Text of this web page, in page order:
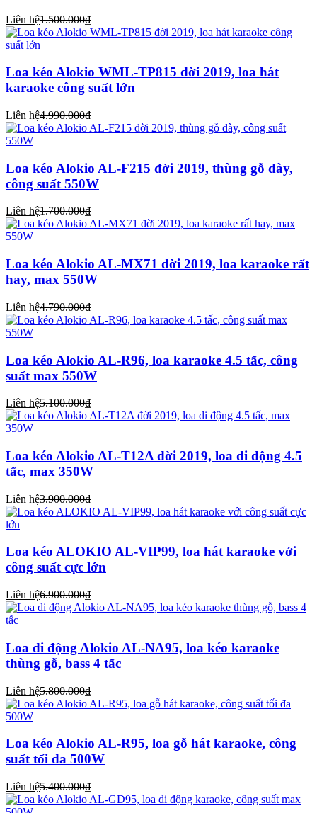
Liên hệ1.500.000₫
Loa kéo Alokio WML-TP815 đời 2019, loa hát
karaoke công suất lớn
Liên hệ4.990.000₫
Loa kéo Alokio AL-F215 đời 2019, thùng gỗ dày,
công suất 550W
Liên hệ1.700.000₫
Loa kéo Alokio AL-MX71 đời 2019, loa karaoke rất
hay, max 550W
Liên hệ4.790.000₫
Loa kéo Alokio AL-R96, loa karaoke 4.5 tấc, công
suất max 550W
Liên hệ5.100.000₫
Loa kéo Alokio AL-T12A đời 2019, loa di động 4.5
tấc, max 350W
Liên hệ3.900.000₫
Loa kéo ALOKIO AL-VIP99, loa hát karaoke với
công suất cực lớn
Liên hệ6.900.000₫
Loa di động Alokio AL-NA95, loa kéo karaoke
thùng gỗ, bass 4 tấc
Liên hệ5.800.000₫
Loa kéo Alokio AL-R95, loa gỗ hát karaoke, công
suất tối đa 500W
Liên hệ5.400.000₫